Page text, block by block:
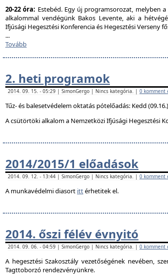
20-22 óra: Estebéd. Egy új programsorozat, melyben
alkalommal vendégünk Bakos Levente, aki a
Ifjúsági Hegesztési Konferencia és Hegesztési Verseny
...
Tovább
2. heti programok
2014. 09. 15. - 05:29 | SimonGergo | Nincs kategória. | 0 komment
Tűz- és balesetvédelem oktatás pótelőadás: Kedd
A csütörtöki alkalom a Nemzetközi Ifjúsági Hegesztési
2014/2015/1 előadások
2014. 09. 12. - 13:44 | SimonGergo | Nincs kategória. | 0 komment
A munkavédelmi diasort ittérhetitek el.
2014. őszi félév évnyitó
2014. 09. 06. - 04:59 | SimonGergo | Nincs kategória. | 0 komment
A hegesztési Szakosztály vezetőségének nevében,
Tagttoborzó rendezvényünkre.